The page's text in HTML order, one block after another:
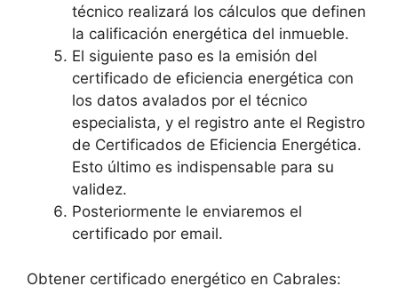
técnico realizará los cálculos que definen
la calificación energética del inmueble.
El siguiente paso es la emisión del
certificado de eficiencia energética con
los datos avalados por el técnico
especialista, y el registro ante el Registro
de Certificados de Eficiencia Energética.
Esto último es indispensable para su
validez.
Posteriormente le enviaremos el
certificado por email.
Obtener certificado energético en Cabrales: